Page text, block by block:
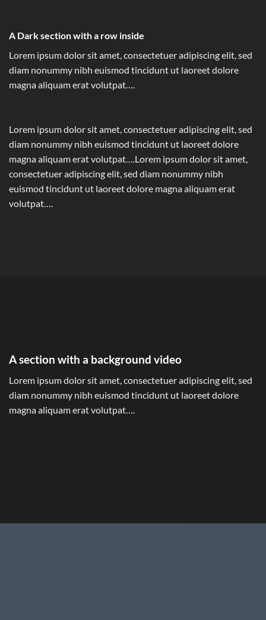
A Dark section with a row inside
Lorem ipsum dolor sit amet, consectetuer adipiscing elit, sed
diam nonummy nibh euismod tincidunt ut laoreet dolore
magna aliquam erat volutpat….
Lorem ipsum dolor sit amet, consectetuer adipiscing elit, sed
diam nonummy nibh euismod tincidunt ut laoreet dolore
magna aliquam erat volutpat….Lorem ipsum dolor sit amet,
consectetuer adipiscing elit, sed diam nonummy nibh
euismod tincidunt ut laoreet dolore magna aliquam erat
volutpat….
A section with a background video
Lorem ipsum dolor sit amet, consectetuer adipiscing elit, sed
diam nonummy nibh euismod tincidunt ut laoreet dolore
magna aliquam erat volutpat….